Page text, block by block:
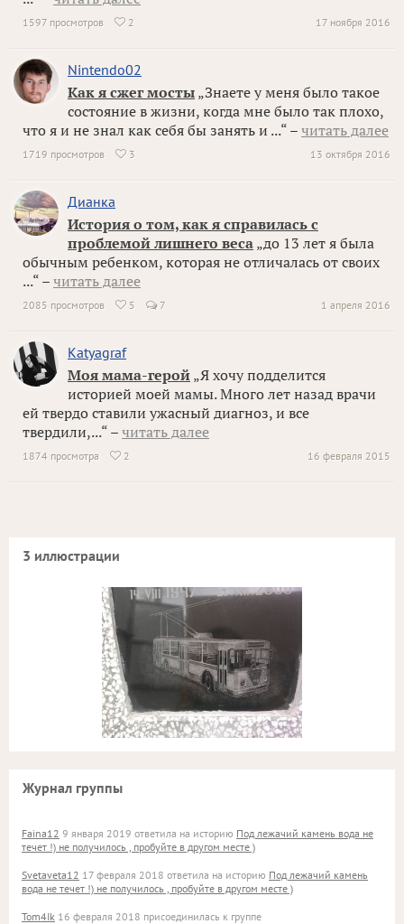
17 ноября 2016
1597 просмотров  2
Nintendo02
Как я сжег мосты „Знаете у меня было такое
состояние в жизни, когда мне было так плохо,
что я и не знал как себя бы занять и ...“ – читать далее
13 октября 2016
1719 просмотров  3
Дианка
История о том, как я справилась с
проблемой лишнего веса „до 13 лет я была
обычным ребенком, которая не отличалась от своих
...“ – читать далее
1 апреля 2016
2085 просмотров  5 7
Katyagraf
Моя мама-герой „Я хочу подделится
историей моей мамы. Много лет назад врачи
ей твердо ставили ужасный диагноз, и все
твердили,...“ – читать далее
16 февраля 2015
1874 просмотра  2
3 иллюстрации
Журнал группы
Faina12 9 января 2019 ответила на историю Под лежачий камень вода не
течет !) не получилось , пробуйте в другом месте )
Svetaveta12 17 февраля 2018 ответила на историю Под лежачий камень
вода не течет !) не получилось , пробуйте в другом месте )
Tom4Ik 16 февраля 2018 присоединилась к группе